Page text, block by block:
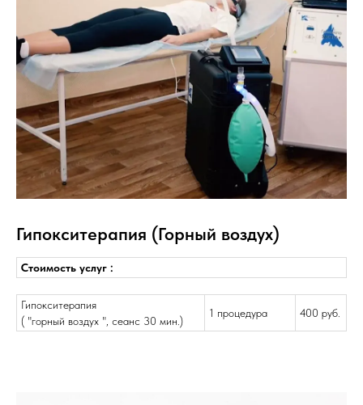
Гипокситерапия (Горный воздух)
Стоимость услуг :
Гипокситерапия
( "горный воздух ", сеанс 30 мин.)
1 процедура 400 руб.